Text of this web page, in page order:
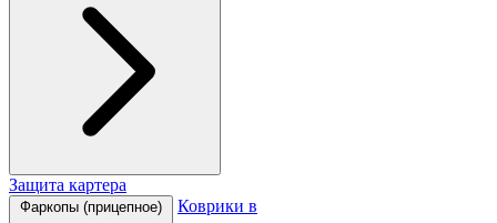
Защита картера
Фаркопы (прицепное) Коврики в